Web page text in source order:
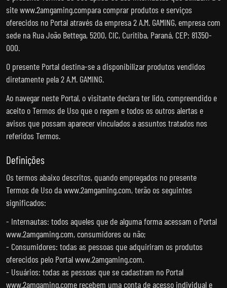
site www.2amgaming.compara comprar produtos e serviços
oferecidos no Portal através da empresa 2 A.M. GAMING, empresa com
sede na Rua João Bettega, 5200, CIC, Curitiba, Paraná, CEP: 81350-
000.
O presente Portal destina-se a disponibilizar produtos vendidos
diretamente pela 2 A.M. GAMING.
Ao navegar neste Portal, o visitante declara ter lido, compreendido e
aceito o Termos de Uso que o regem e todos os outros alertas e
avisos que possam aparecer vinculados a assuntos tratados nos
referidos Termos.
Definições
Os termos abaixo descritos, quando empregados no presente
Termos de Uso da www.2amgaming.com, terão os seguintes
significados:
- Internautas: todos aqueles que de alguma forma acessam o Portal
www.2amgaming.com, consumidores ou não;
- Consumidores: todas as pessoas que adquiriram os produtos
oferecidos pelo Portal www.2amgaming.com.
- Usuários: todas as pessoas que se cadastram no Portal
www.2amgaming.come recebem uma conta de acesso individual e